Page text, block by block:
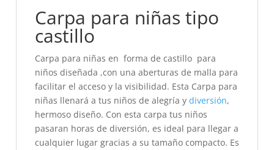
Carpa para niñas tipo
castillo
Carpa para niñas en forma de castillo para
niños diseñada ,con una aberturas de malla para
facilitar el acceso y la visibilidad. Esta Carpa para
niñas llenará a tus niños de alegría y diversión,
hermoso diseño. Con esta carpa tus niños
pasaran horas de diversión, es ideal para llegar a
cualquier lugar gracias a su tamaño compacto. Es